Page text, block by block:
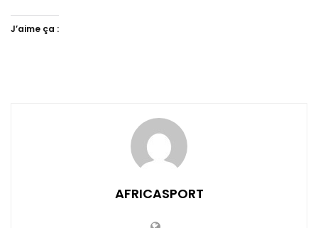
J’aime ça :
AFRICASPORT